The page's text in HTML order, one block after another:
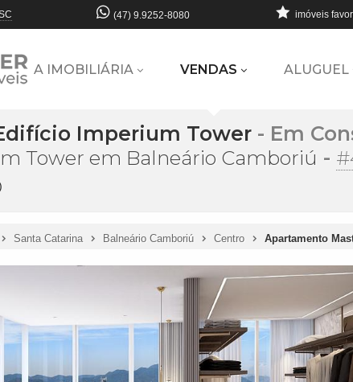
(47) 9.9252-8080 imóveis
A IMOBILIÁRIA VENDAS ALUGUEL
Imperium Tower - Em
Tower em Balneário Camboriú -
Santa Catarina Balneário Camboriú Centro Apartamento